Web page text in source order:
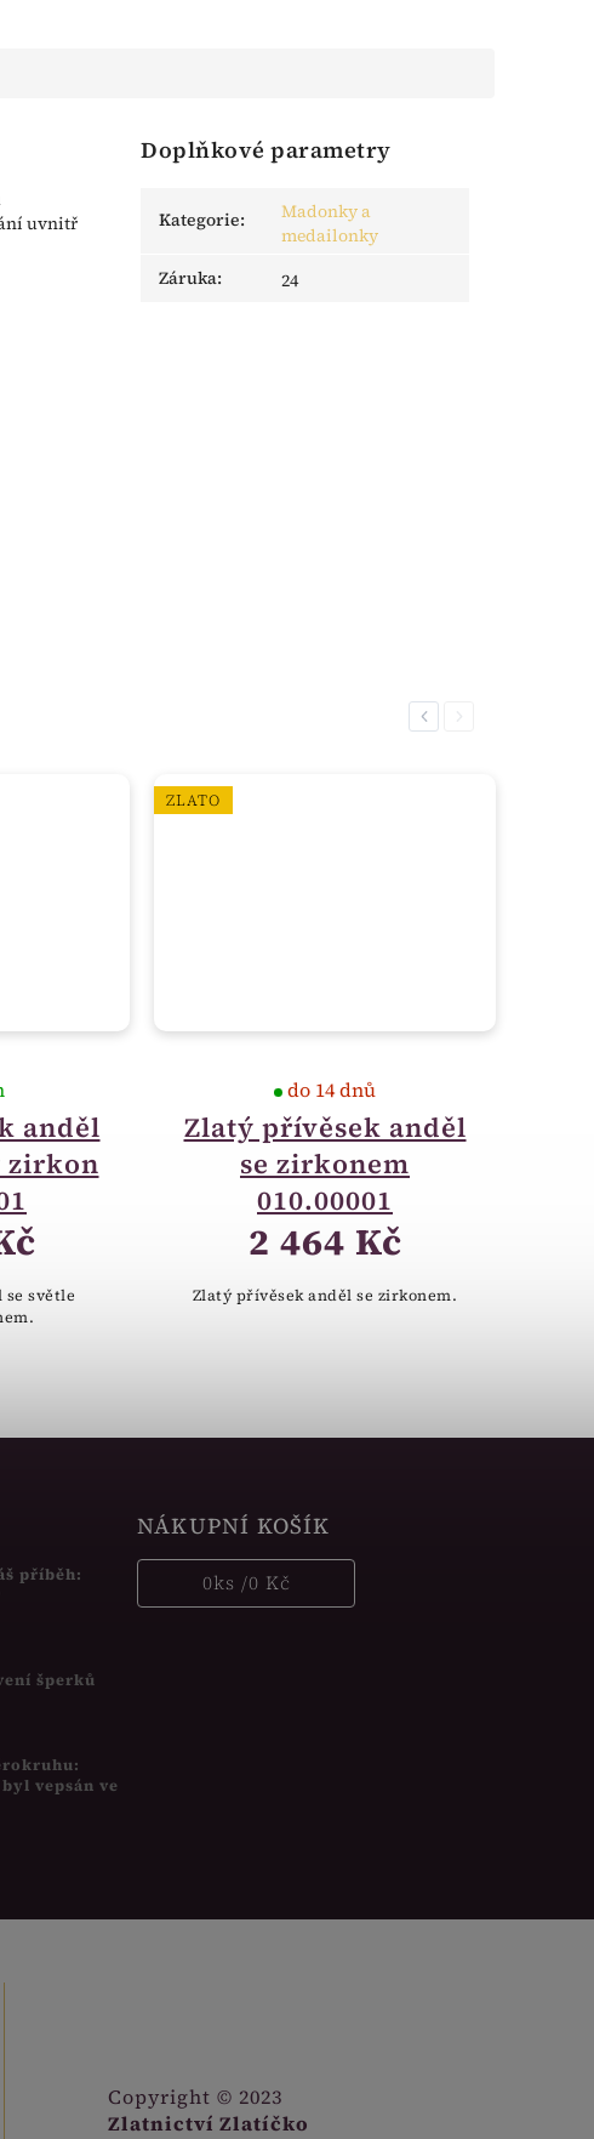
uvnitř
Doplňkové parametry
Kategorie:
Madonky a
medailonky
Záruka: 24
Previous
anděl
zirkon
světle
ZLATO
Zlatý přívěsek anděl
se zirkonem
010.00001
do 14 dnů
2 464 Kč
Zlatý přívěsek anděl se zirkonem.
Next
příběh:
šperků
vepsán ve
NÁKUPNÍ KOŠÍK
0ks /0 Kč
Copyright © 2023
Zlatnictví Zlatíčko